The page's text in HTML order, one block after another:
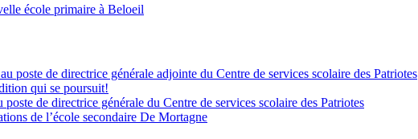
école primaire à Beloeil
poste de directrice générale adjointe du Centre de services scolaire des Patriotes
qui se poursuit!
de directrice générale du Centre de services scolaire des Patriotes
de l’école secondaire De Mortagne